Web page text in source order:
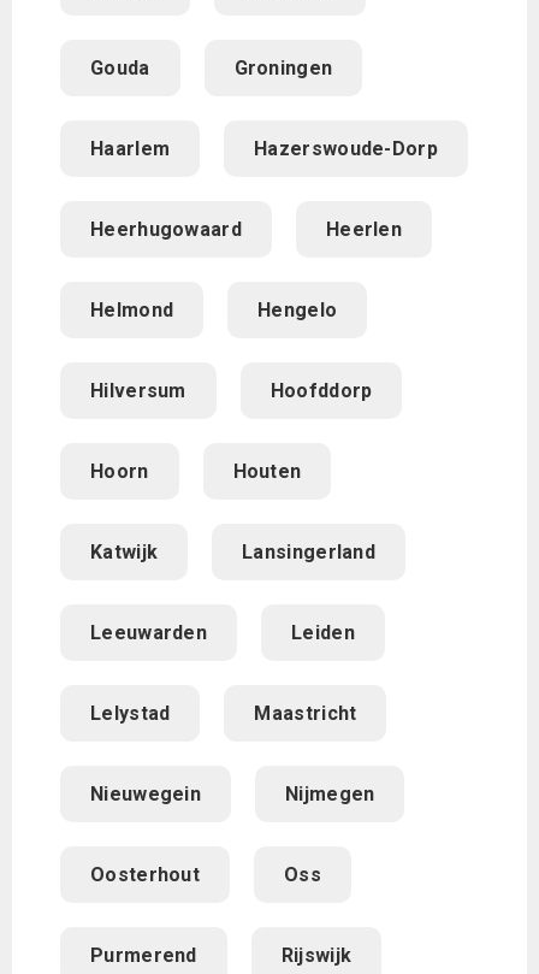
Gouda Groningen
Haarlem Hazerswoude-Dorp
Heerhugowaard Heerlen
Helmond Hengelo
Hilversum Hoofddorp
Hoorn Houten
Katwijk Lansingerland
Leeuwarden Leiden
Lelystad Maastricht
Nieuwegein Nijmegen
Oosterhout Oss
Purmerend Rijswijk